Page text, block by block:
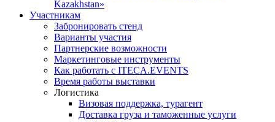
Kazakhstan»
Участникам
Забронировать стенд
Варианты участия
Партнерские возможности
Маркетинговые инструменты
Как работать с ITECA.EVENTS
Время работы выставки
Логистика
Визовая поддержка, турагент
Доставка груза и таможенные услуги